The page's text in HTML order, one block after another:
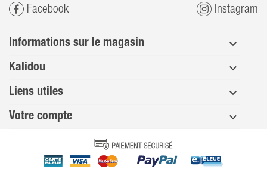
Facebook Instagram
Informations sur le magasin
Kalidou
Liens utiles
Votre compte